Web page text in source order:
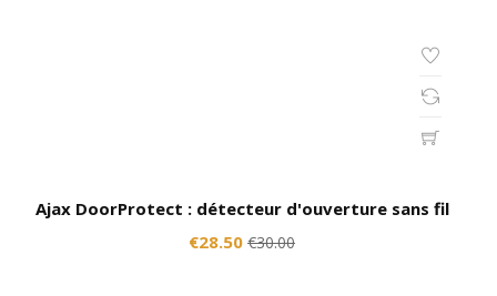
Ajax DoorProtect : détecteur d'ouverture sans fil
€28.50 €30.00